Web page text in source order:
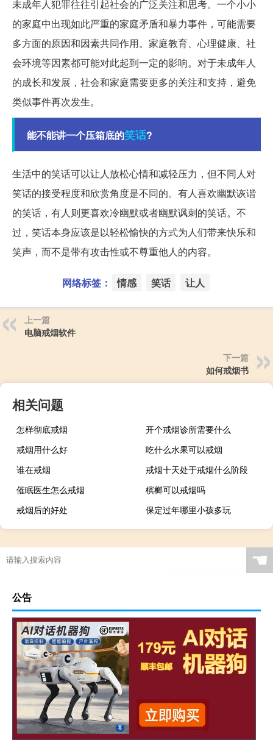
未成年人犯罪往往引起社会的广泛关注和思考。一个小小
的家庭中出现如此严重的家庭矛盾和暴力事件，可能需要
多方面的原因和因素共同作用。家庭教育、心理健康、社
会环境等因素都可能对此起到一定的影响。对于未成年人
的成长和发展，社会和家庭需要更多的关注和支持，避免
类似事件再次发生。
能不能讲一个压箱底的笑话?
生活中的笑话可以让人放松心情和减轻压力，但不同人对
笑话的接受程度和欣赏角度是不同的。有人喜欢幽默诙谐
的笑话，有人则更喜欢冷幽默或者幽默讽刺的笑话。不
过，笑话本身应该是以轻松愉快的方式为人们带来快乐和
笑声，而不是带有攻击性或不尊重他人的内容。
网络标签： 情感 笑话 让人
上一篇
电脑戒烟软件
下一篇
如何戒烟书
相关问题
怎样彻底戒烟
开个戒烟诊所需要什么
戒烟用什么好
吃什么水果可以戒烟
谁在戒烟
戒烟十天处于戒烟什么阶段
催眠医生怎么戒烟
槟榔可以戒烟吗
戒烟后的好处
保定过年哪里小孩多玩
☚
公告